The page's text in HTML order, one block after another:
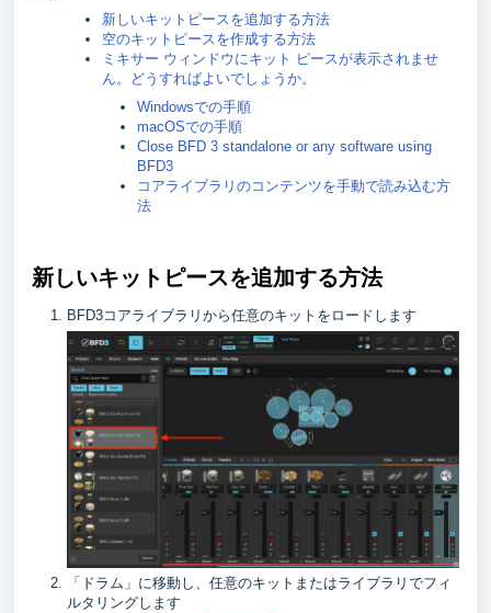
新しいキットピースを追加する方法
空のキットピースを作成する方法
ミキサー ウィンドウにキット ピースが表示されませ
ん。どうすればよいでしょうか。
Windowsでの手順
macOSでの手順
Close BFD 3 standalone or any software using
BFD3
コアライブラリのコンテンツを手動で読み込む方
法
新しいキットピースを追加する方法
BFD3コアライブラリから任意のキットをロードします
「ドラム」に移動し、任意のキットまたはライブラリでフィ
ルタリングします